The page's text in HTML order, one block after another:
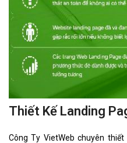
Thiết Kế Landing
Công Ty VietWeb chuyên